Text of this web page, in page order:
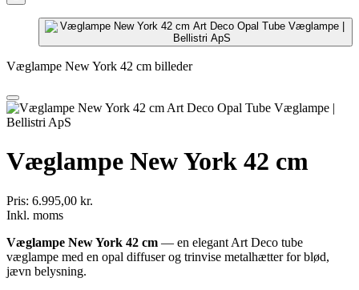
Væglampe New York 42 cm billeder
Væglampe New York 42 cm
Pris: 6.995,00 kr.
Inkl. moms
Væglampe New York 42 cm — en elegant Art Deco tube
væglampe med en opal diffuser og trinvise metalhætter for blød,
jævn belysning.